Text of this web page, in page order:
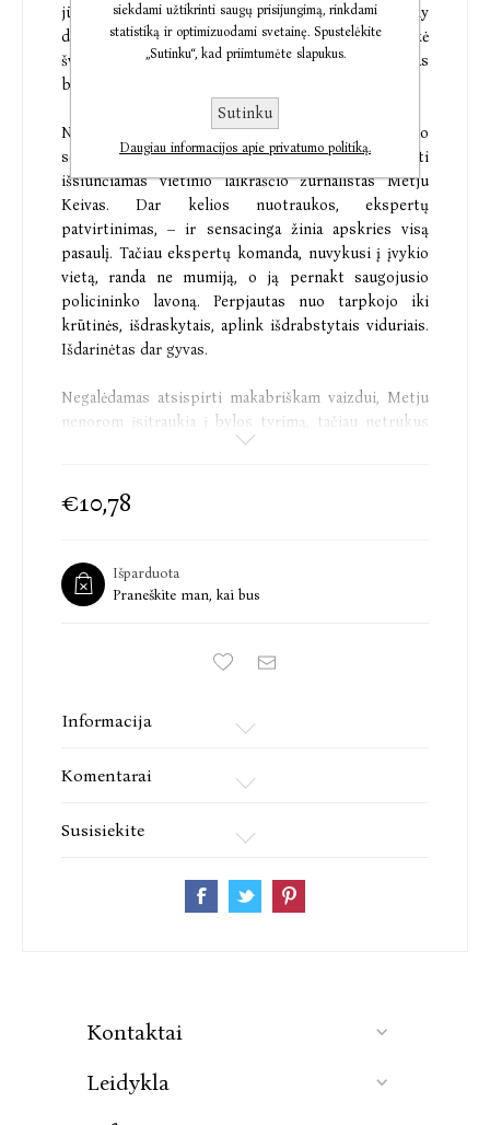
jūra, pilna pako, daugiamečio jūrų ledo. Priešaky
driekėsi begalinė baltuma, kiek užmatė akys ar siekė
šviesa. Išskyrus vieną vietą. Vieną dėmę. Ten ledas
buvo tviskančiai raudonas.“
Netoli Grenlandijos sostinės Nūko randama istorinio
senojo skandinavo mumija. Įvykio aprašyti
išsiunčiamas vietinio laikraščio žurnalistas Metju
Keivas. Dar kelios nuotraukos, ekspertų
patvirtinimas, – ir sensacinga žinia apskries visą
pasaulį. Tačiau ekspertų komanda, nuvykusi į įvykio
vietą, randa ne mumiją, o ją pernakt saugojusio
policininko lavoną. Perpjautas nuo tarpkojo iki
krūtinės, išdraskytais, aplink išdrabstytais viduriais.
Išdarinėtas dar gyvas.
Negalėdamas atsispirti makabriškam vaizdui, Metju
nenorom įsitraukia į bylos tyrimą, tačiau netrukus
pajunta, kad negali pasitikėti net pačiais
dangsto. Ir tik sutikęs neseniai iš kalėjimo paleistą
jauną inuitę Tuparnak, Metju supranta, kiek daug
teks sumokėti už tai, kad sužinotų tiesą.
trilerio ir negailestingos socialinės kritikos
VG Norway
Grenlandijos grožiu, jos kultūra ir istorija.“
Mads Peder Nordbo (g. 1970) – kriminalinių romanų
autorius. Pietų Danijos ir Stokholmo
knygų serijos „Grenlandijos bylos“ dalis.
€10,78
Išparduota
Praneškite man, kai bus
Informacija
Komentarai
Susisiekite
Kontaktai
Leidykla
siekdami užtikrinti saugų prisijungimą, rinkdami
statistiką ir optimizuodami svetainę. Spustelėkite
„Sutinku“, kad priimtumėte slapukus.
Sutinku
Daugiau informacijos apie privatumo politiką.